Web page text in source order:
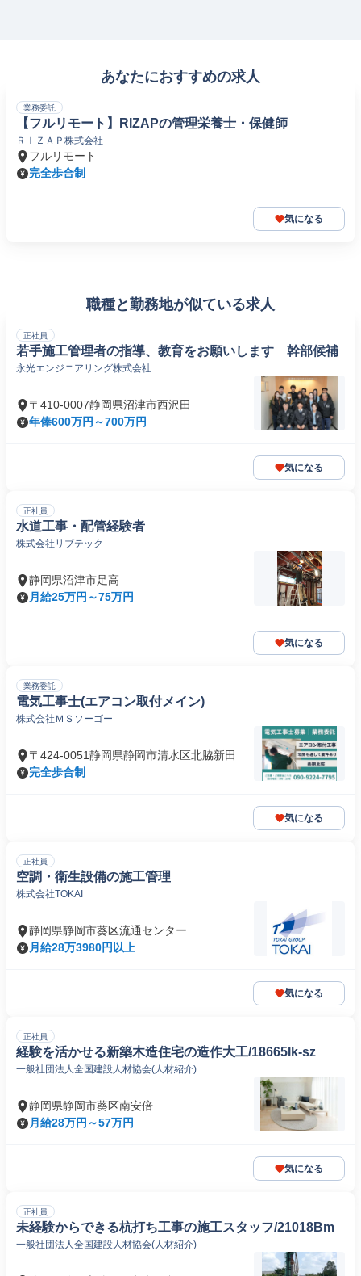
あなたにおすすめの求人
業務委託
【フルリモート】RIZAPの管理栄養士・保健師
ＲＩＺＡＰ株式会社
フルリモート
完全歩合制
気になる
職種と勤務地が似ている求人
正社員
若手施工管理者の指導、教育をお願いします 幹部候補
永光エンジニアリング株式会社
〒410-0007静岡県沼津市西沢田
年俸600万円～700万円
気になる
正社員
水道工事・配管経験者
株式会社リブテック
静岡県沼津市足高
月給25万円～75万円
気になる
業務委託
電気工事士(エアコン取付メイン)
株式会社ＭＳソーゴー
〒424-0051静岡県静岡市清水区北脇新田
完全歩合制
気になる
正社員
空調・衛生設備の施工管理
株式会社TOKAI
静岡県静岡市葵区流通センター
月給28万3980円以上
気になる
正社員
経験を活かせる新築木造住宅の造作大工/18665Ik-sz
一般社団法人全国建設人材協会(人材紹介)
静岡県静岡市葵区南安倍
月給28万円～57万円
気になる
正社員
未経験からできる杭打ち工事の施工スタッフ/21018Bm
一般社団法人全国建設人材協会(人材紹介)